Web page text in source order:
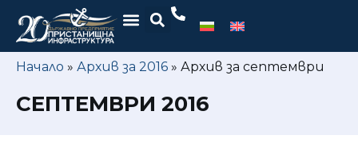
Начало » Архив за 2016 » Архив за септември
СЕПТЕМВРИ 2016